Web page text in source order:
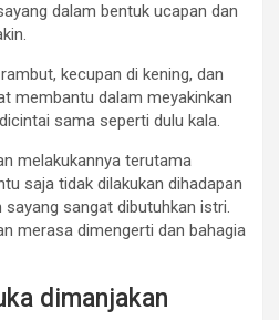
dalam bentuk ucapan dan
kecupan di kening, dan
membantu dalam meyakinkan
sama seperti dulu kala.
melakukannya terutama
saja tidak dilakukan dihadapan
sayang sangat dibutuhkan istri.
merasa dimengerti dan bahagia
dimanjakan